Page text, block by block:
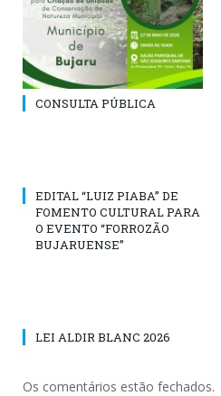
CONSULTA PÚBLICA
EDITAL “LUIZ PIABA” DE
FOMENTO CULTURAL PARA
O EVENTO “FORROZÃO
BUJARUENSE”
LEI ALDIR BLANC 2026
Os comentários estão fechados.